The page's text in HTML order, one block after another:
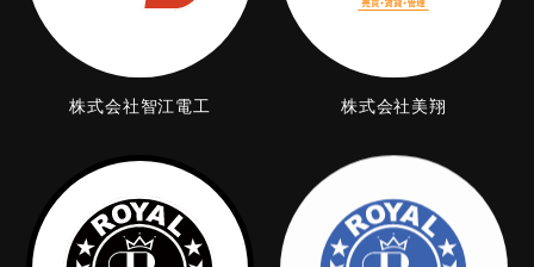
株式会社智江電工 株式会社美翔